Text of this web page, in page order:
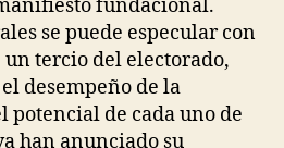
fundacional.
se puede especular con
tercio del electorado,
desempeño de la
potencial de cada uno de
han anunciado su